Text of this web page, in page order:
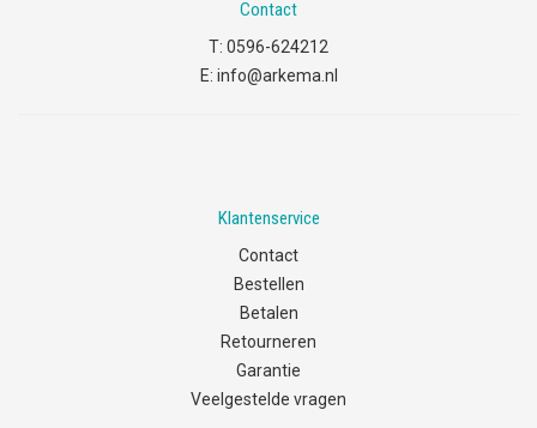
Contact
T: 0596-624212
E: info@arkema.nl
Klantenservice
Contact
Bestellen
Betalen
Retourneren
Garantie
Veelgestelde vragen